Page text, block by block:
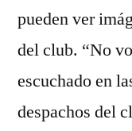
pueden ver
del club. “No
escuchado en
despachos del